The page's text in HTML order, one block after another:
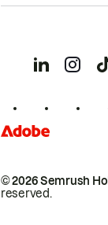
© 2026 Semrush
reserved.